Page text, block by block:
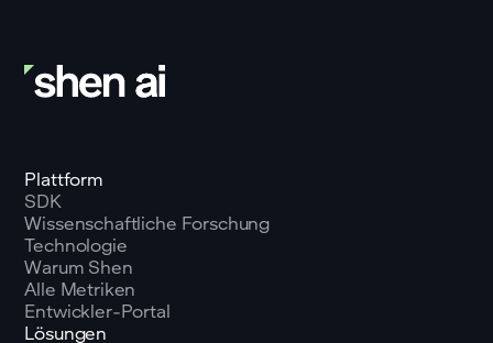
Plattform
SDK
Wissenschaftliche Forschung
Technologie
Warum Shen
Alle Metriken
Entwickler-Portal
Lösungen